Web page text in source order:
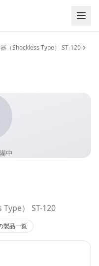
（Shockless Type） ST-120
中
） ST-120
製品一覧